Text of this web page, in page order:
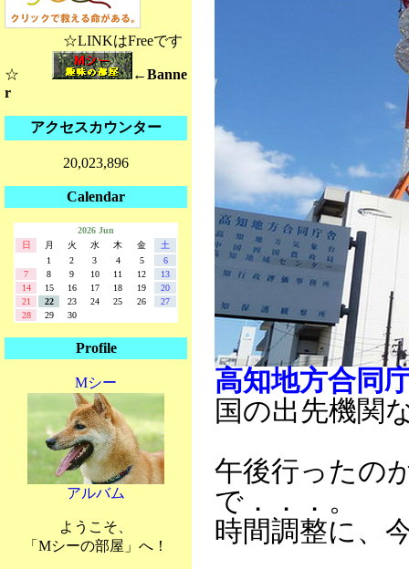
☆LINKはFreeです
☆
←Banne
r
アクセスカウンター
20,023,896
Calendar
2026 Jun
日
月 火 水 木 金
土
1
2 3 4 5
6
7
8 9 10 11 12
13
14
15 16 17 18 19
20
21
22 23 24 25 26
27
28
29 30
Profile
Mシー
アルバム
ようこそ、
「Mシーの部屋」へ！
高知地方合同
国の出先機関
午後行ったの
で．．．。
時間調整に、